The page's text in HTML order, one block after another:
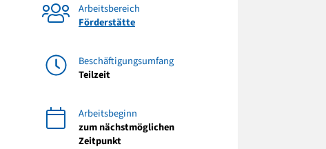
Arbeitsbereich
Förderstätte
Beschäftigungsumfang
Teilzeit
Arbeitsbeginn
zum nächstmöglichen
Zeitpunkt